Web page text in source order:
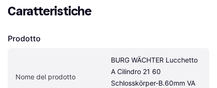
Caratteristiche
Prodotto
Nome del prodotto
BURG WÄCHTER Lucchetto
A Cilindro 21 60
Schlosskörper-B.60mm VA